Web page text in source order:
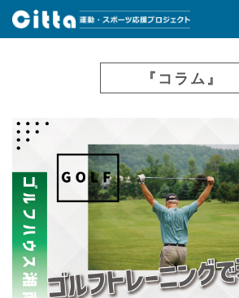
『コラム』